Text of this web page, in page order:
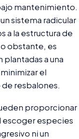
mantenimiento.
sistema radicular
a la estructura de
obstante, es
a una
el
resbalones.
proporcionar
escoger especies
ni un